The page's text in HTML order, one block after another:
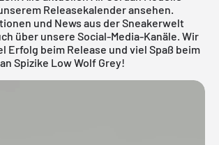
Releasekalenderansehen.
und News aus der Sneakerwelt
über unsere Social-Media-Kanäle. Wir
Erfolg beim Release und viel Spaß beim
Spizike Low Wolf Grey!